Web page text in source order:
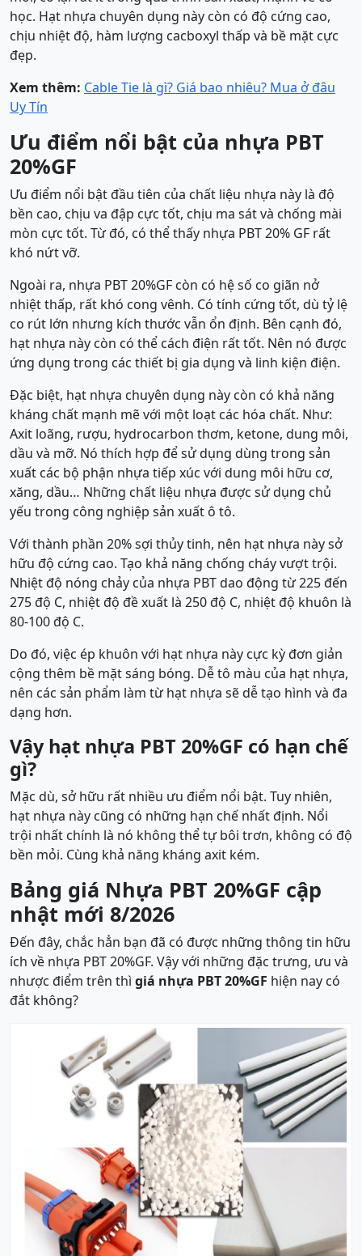
học. Hạt nhựa chuyên dụng này còn có độ cứng cao,
chịu nhiệt độ, hàm lượng cacboxyl thấp và bề mặt cực
đẹp.
Xem thêm: Cable Tie là gì? Giá bao nhiêu? Mua ở đâu
Uy Tín
Ưu điểm nổi bật của nhựa PBT
20%GF
Ưu điểm nổi bật đầu tiên của chất liệu nhựa này là độ
bền cao, chịu va đập cực tốt, chịu ma sát và chống mài
mòn cực tốt. Từ đó, có thể thấy nhựa PBT 20% GF rất
khó nứt vỡ.
Ngoài ra, nhựa PBT 20%GF còn có hệ số co giãn nở
nhiệt thấp, rất khó cong vênh. Có tính cứng tốt, dù tỷ lệ
co rút lớn nhưng kích thước vẫn ổn định. Bên cạnh đó,
hạt nhựa này còn có thể cách điện rất tốt. Nên nó được
ứng dụng trong các thiết bị gia dụng và linh kiện điện.
Đặc biệt, hạt nhựa chuyên dụng này còn có khả năng
kháng chất mạnh mẽ với một loạt các hóa chất. Như:
Axit loãng, rượu, hydrocarbon thơm, ketone, dung môi,
dầu và mỡ. Nó thích hợp để sử dụng dùng trong sản
xuất các bộ phận nhựa tiếp xúc với dung môi hữu cơ,
xăng, dầu… Những chất liệu nhựa được sử dụng chủ
yếu trong công nghiệp sản xuất ô tô.
Với thành phần 20% sợi thủy tinh, nên hạt nhựa này sở
hữu độ cứng cao. Tạo khả năng chống cháy vượt trội.
Nhiệt độ nóng chảy của nhựa PBT dao động từ 225 đến
275 độ C, nhiệt độ đề xuất là 250 độ C, nhiệt độ khuôn là
80-100 độ C.
Do đó, việc ép khuôn với hạt nhựa này cực kỳ đơn giản
cộng thêm bề mặt sáng bóng. Dễ tô màu của hạt nhựa,
nên các sản phẩm làm từ hạt nhựa sẽ dễ tạo hình và đa
dạng hơn.
Vậy hạt nhựa PBT 20%GF có hạn chế
gì?
Mặc dù, sở hữu rất nhiều ưu điểm nổi bật. Tuy nhiên,
hạt nhựa này cũng có những hạn chế nhất định. Nổi
trội nhất chính là nó không thể tự bôi trơn, không có độ
bền mỏi. Cùng khả năng kháng axit kém.
Bảng giá Nhựa PBT 20%GF cập
nhật mới 8/2026
Đến đây, chắc hẳn bạn đã có được những thông tin hữu
ích về nhựa PBT 20%GF. Vậy với những đặc trưng, ưu và
nhược điểm trên thì giá nhựa PBT 20%GF hiện nay có
đắt không?